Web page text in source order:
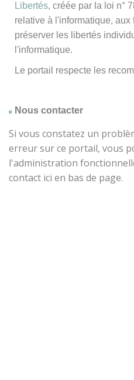
Libertés, créée par la loi n°
relative à l'informatique,
préserver les libertés
l'informatique.
Le portail respecte les
Nous contacter
Si vous constatez un
erreur sur ce portail, vous
l'administration
contact ici en bas de page.